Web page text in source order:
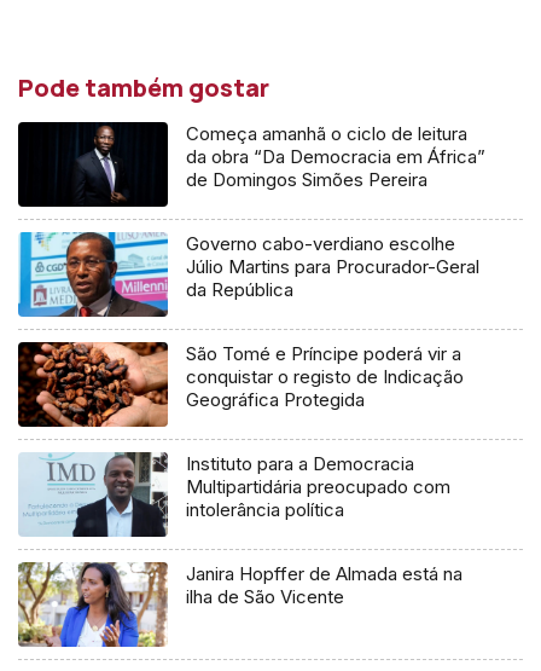
Pode também gostar
Começa amanhã o ciclo de leitura
da obra “Da Democracia em África”
de Domingos Simões Pereira
Governo cabo-verdiano escolhe
Júlio Martins para Procurador-Geral
da República
São Tomé e Príncipe poderá vir a
conquistar o registo de Indicação
Geográfica Protegida
Instituto para a Democracia
Multipartidária preocupado com
intolerância política
Janira Hopffer de Almada está na
ilha de São Vicente